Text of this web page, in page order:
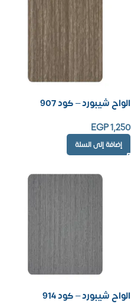
الواح شيبورد – كود 907
EGP1,250
إضافة إلى السلة
الواح شيبورد – كود 914